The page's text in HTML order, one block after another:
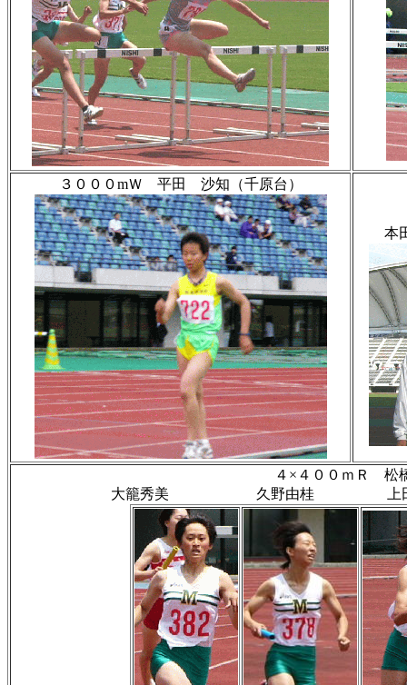
３０００mＷ 平田 沙知（千原台）
本
４×４００ｍＲ 松
大籠秀美 久野由桂 上